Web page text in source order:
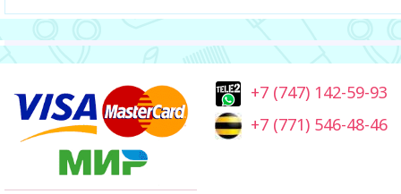
+7 (747) 142-59-93
+7 (771) 546-48-46